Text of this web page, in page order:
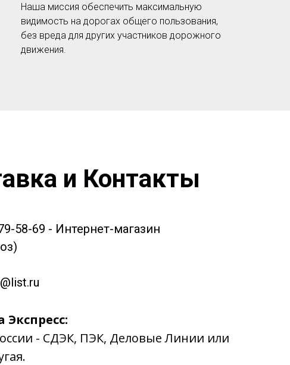
Наша миссия обеспечить максимальную
видимость на дорогах общего пользования,
без вреда для других участников дорожного
движения.
и Контакты
58-69 - Интернет-магазин
Экспресс:
- СДЭК, ПЭК, Деловые Линии или